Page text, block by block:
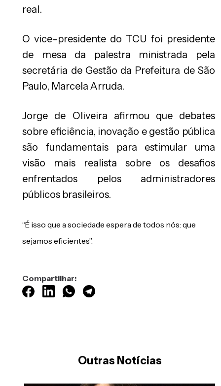
real.
O vice-presidente do TCU foi presidente
de mesa da palestra ministrada pela
secretária de Gestão da Prefeitura de São
Paulo, Marcela Arruda.
Jorge de Oliveira afirmou que debates
sobre eficiência, inovação e gestão pública
são fundamentais para estimular uma
visão mais realista sobre os desafios
enfrentados pelos administradores
públicos brasileiros.
“É isso que a sociedade espera de todos nós: que
sejamos eficientes”.
Compartilhar:
Outras Notícias